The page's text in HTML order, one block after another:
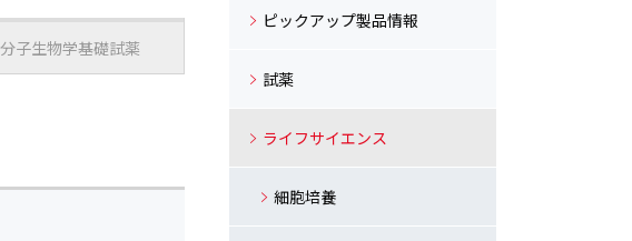
分子生物学基礎試薬
ピックアップ製品情報
試薬
ライフサイエンス
細胞培養